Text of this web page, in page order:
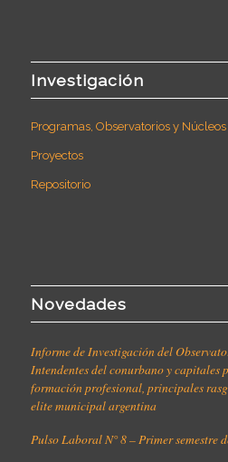
Investigación
Programas, Observatorios y Núcleos
Proyectos
Repositorio
Novedades
Informe de Investigación del
Intendentes del conurbano y
formación profesional, principales
elite municipal argentina
Pulso Laboral N° 8 – Primer semestre